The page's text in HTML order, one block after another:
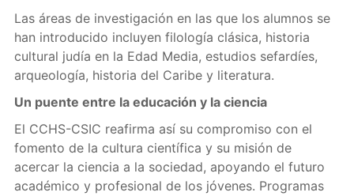
Las áreas de investigación en las que los alumnos se
han introducido incluyen filología clásica, historia
cultural judía en la Edad Media, estudios sefardíes,
arqueología, historia del Caribe y literatura.
Un puente entre la educación y la ciencia
El CCHS-CSIC reafirma así su compromiso con el
fomento de la cultura científica y su misión de
acercar la ciencia a la sociedad, apoyando el futuro
académico y profesional de los jóvenes. Programas